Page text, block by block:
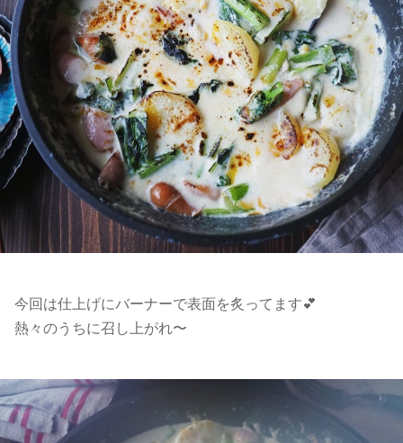
今回は仕上げにバーナーで表面を炙ってます💕
熱々のうちに召し上がれ〜